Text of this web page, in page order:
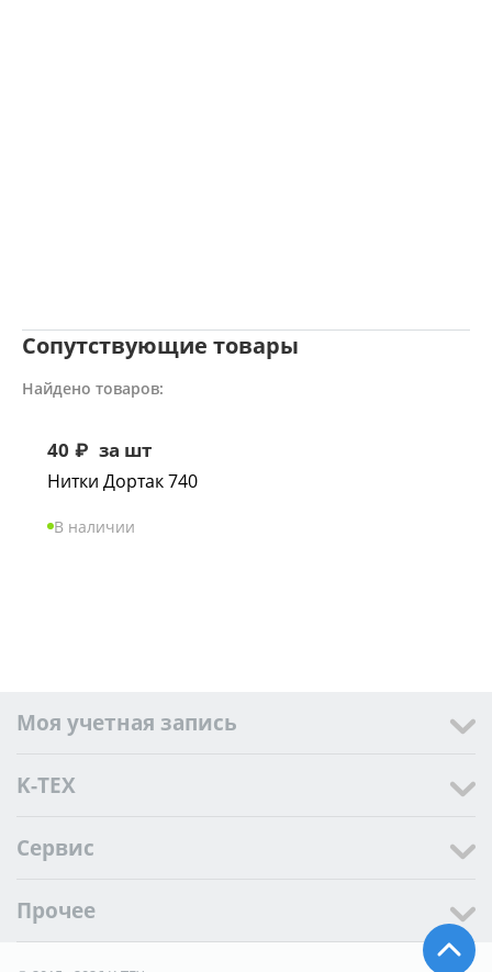
Сопутствующие товары
Найдено товаров:
40 ₽ за шт
Нитки Дортак 740
В наличии
Моя учетная запись
K-TEX
Сервис
Прочее